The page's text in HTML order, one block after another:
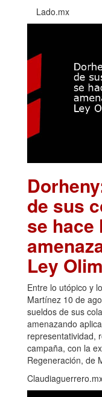
Lado.mx
de sus
se hace
Ley
Entre lo utópico y
Martínez 10 de
sueldos de sus
amenazando
representatividad,
campaña, con la
Regeneración, de